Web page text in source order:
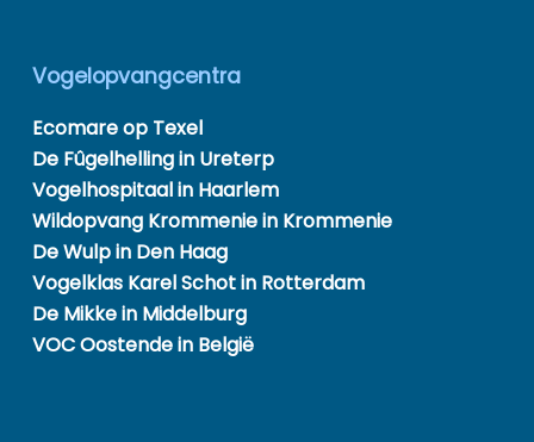
Vogelopvangcentra
Ecomare op Texel
De Fûgelhelling in Ureterp
Vogelhospitaal in Haarlem
Wildopvang Krommenie in Krommenie
De Wulp in Den Haag
Vogelklas Karel Schot in Rotterdam
De Mikke in Middelburg
VOC Oostende in België